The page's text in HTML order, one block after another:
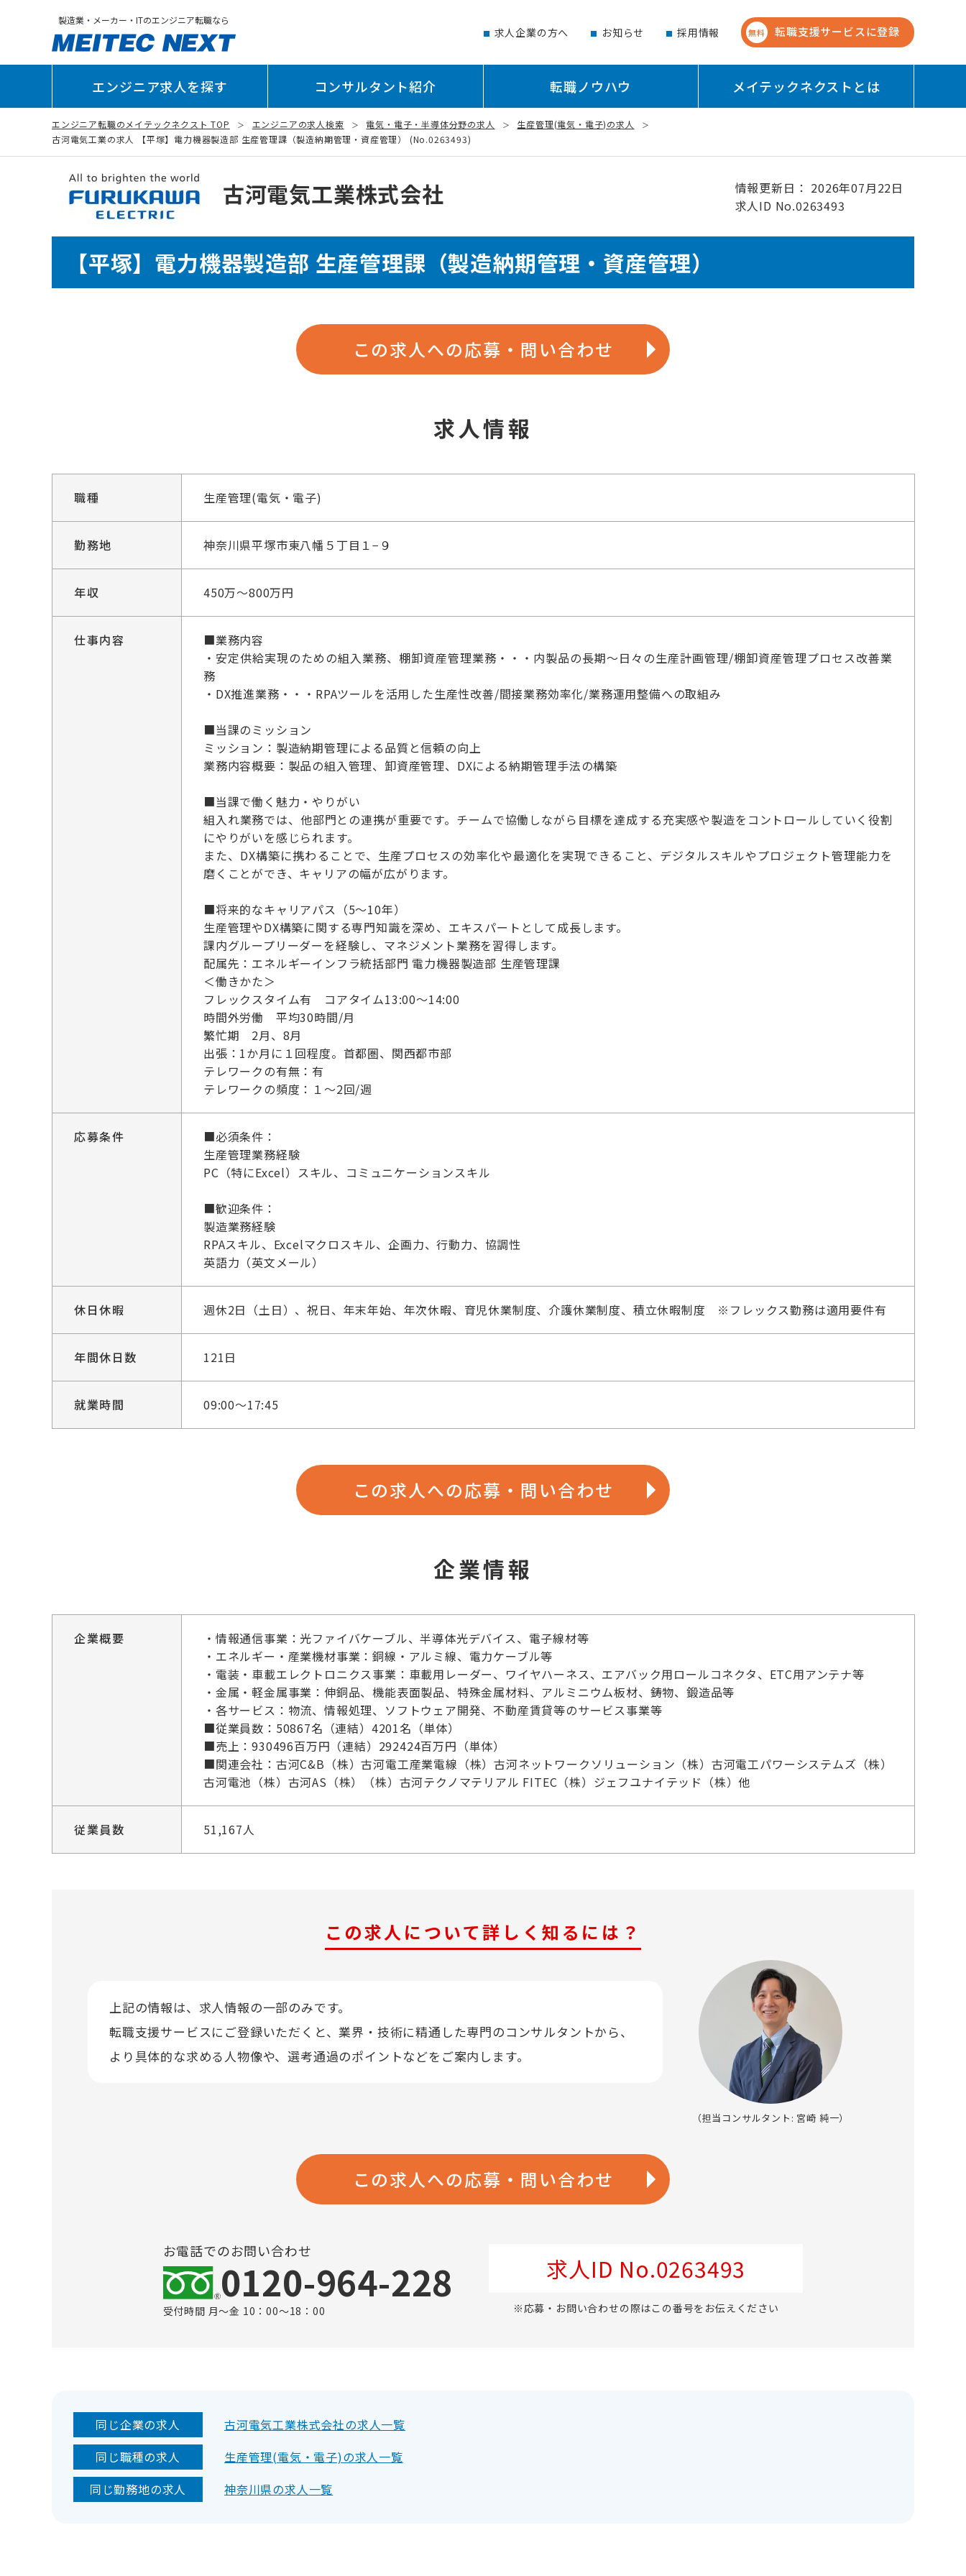
製造業・メーカー・ITのエンジニア転職なら
求人企業の方へ お知らせ 採用情報 無料 転職支援サービスに登録
エンジニア求人を探す コンサルタント紹介 転職ノウハウ メイテックネクストとは
エンジニア転職のメイテックネクスト TOP エンジニアの求人検索 電気・電子・半導体分野の求人
生産管理(電気・電子)の求人
古河電気工業の求人 【平塚】電力機器製造部 生産管理課（製造納期管理・資産管理） (No.0263493)
古河電気工業株式会社
情報更新日： 2026年07月22日
求人ID No.0263493
【平塚】電力機器製造部 生産管理課（製造納期管理・資産管理）
この求人への応募・問い合わせ
求人情報
職種 生産管理(電気・電子)
勤務地 神奈川県平塚市東八幡５丁目１−９
年収 450万～800万円
仕事内容
■業務内容
・安定供給実現のための組入業務、棚卸資産管理業務・・・内製品の長期～日々の生産計画管理/棚卸資産管理プロセス改善業
務
・DX推進業務・・・RPAツールを活用した生産性改善/間接業務効率化/業務運用整備への取組み
■当課のミッション
ミッション：製造納期管理による品質と信頼の向上
業務内容概要：製品の組入管理、卸資産管理、DXによる納期管理手法の構築
■当課で働く魅力・やりがい
組入れ業務では、他部門との連携が重要です。チームで協働しながら目標を達成する充実感や製造をコントロールしていく役割
にやりがいを感じられます。
また、DX構築に携わることで、生産プロセスの効率化や最適化を実現できること、デジタルスキルやプロジェクト管理能力を
磨くことができ、キャリアの幅が広がります。
■将来的なキャリアパス（5～10年）
生産管理やDX構築に関する専門知識を深め、エキスパートとして成長します。
課内グループリーダーを経験し、マネジメント業務を習得します。
配属先：エネルギーインフラ統括部門 電力機器製造部 生産管理課
＜働きかた＞
フレックスタイム有 コアタイム13:00～14:00
時間外労働 平均30時間/月
繁忙期 2月、8月
出張：1か月に１回程度。首都圏、関西都市部
テレワークの有無：有
テレワークの頻度：１～2回/週
応募条件
■必須条件：
生産管理業務経験
PC（特にExcel）スキル、コミュニケーションスキル
■歓迎条件：
製造業務経験
RPAスキル、Excelマクロスキル、企画力、行動力、協調性
英語力（英文メール）
休日休暇 週休2日（土日）、祝日、年末年始、年次休暇、育児休業制度、介護休業制度、積立休暇制度 ※フレックス勤務は適用要件有
年間休日数 121日
就業時間 09:00～17:45
この求人への応募・問い合わせ
企業情報
企業概要
・情報通信事業：光ファイバケーブル、半導体光デバイス、電子線材等
・エネルギー・産業機材事業：銅線・アルミ線、電力ケーブル等
・電装・車載エレクトロニクス事業：車載用レーダー、ワイヤハーネス、エアバック用ロールコネクタ、ETC用アンテナ等
・金属・軽金属事業：伸銅品、機能表面製品、特殊金属材料、アルミニウム板材、鋳物、鍛造品等
・各サービス：物流、情報処理、ソフトウェア開発、不動産賃貸等のサービス事業等
■従業員数：50867名（連結）4201名（単体）
■売上：930496百万円（連結）292424百万円（単体）
■関連会社：古河C&B（株）古河電工産業電線（株）古河ネットワークソリューション（株）古河電工パワーシステムズ（株）
古河電池（株）古河AS（株）（株）古河テクノマテリアル FITEC（株）ジェフユナイテッド（株）他
従業員数 51,167人
この求人について詳しく知るには？
上記の情報は、求人情報の一部のみです。
転職支援サービスにご登録いただくと、業界・技術に精通した専門のコンサルタントから、
より具体的な求める人物像や、選考通過のポイントなどをご案内します。
（担当コンサルタント: 宮崎 純一）
この求人への応募・問い合わせ
お電話でのお問い合わせ
0120-964-228
受付時間 月～金 10：00～18：00
求人ID No.0263493
※応募・お問い合わせの際はこの番号をお伝えください
同じ企業の求人
古河電気工業株式会社の求人一覧
同じ職種の求人
生産管理(電気・電子)の求人一覧
同じ勤務地の求人
神奈川県の求人一覧